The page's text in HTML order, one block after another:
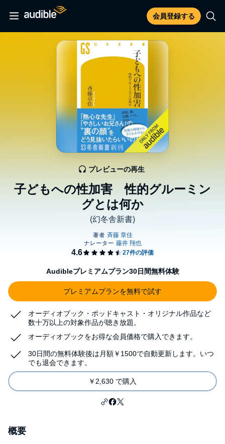
会員登録する
子どもへの性加害 性的グルーミン
グとは何か
(幻冬舎新書)
プレビューの再生
Audibleプレミアムプラン30日間無料体験
プレミアムプランを無料で試す
オーディオブック・ポッドキャスト・オリジナル作品など
数十万以上の対象作品が聴き放題。
オーディオブックをお得な会員価格で購入できます。
30日間の無料体験後は月額￥1500で自動更新します。いつ
でも退会できます。
￥2,630 で購入
概要